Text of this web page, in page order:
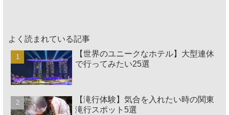
よく読まれている記事
【世界のユニークなホテル】大型連休
で行ってみたい25選
【滝行体験】気合を入れたい時の関東
滝行スポット5選